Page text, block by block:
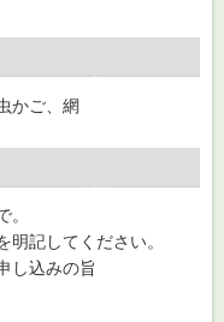
かご、網
記してください。
し込みの旨